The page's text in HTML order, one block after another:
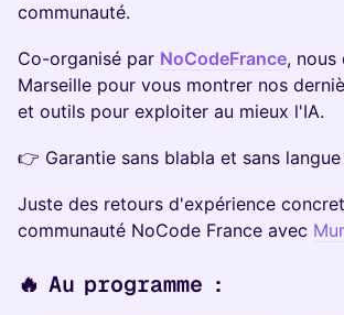
communauté.
Co-organisé par NoCodeFrance, nous
Marseille pour vous montrer nos
et outils pour exploiter au mieux l'IA.
👉 Garantie sans blabla et sans
Juste des retours d'expérience
communauté NoCode France avec
🔥 Au programme :